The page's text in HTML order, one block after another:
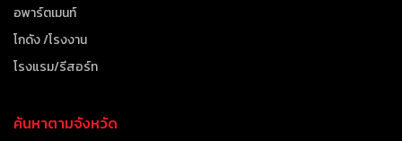
อพาร์ตเมนท์
โกดัง /โรงงาน
โรงแรม/รีสอร์ท
ค้นหาตามจังหวัด